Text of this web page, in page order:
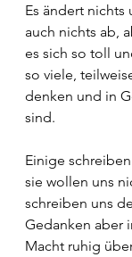
Es ändert
auch nichts ab,
es sich so toll
so viele,
denken und in
sind.
Einige
sie wollen uns
schreiben uns
Gedanken aber
Macht ruhig